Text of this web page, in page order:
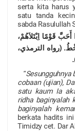
serta kita harus
satu tanda
sabda Rasulullah
قَوْمًا اِبْتَلاَهُمْ،
(رواه الترمذي،
“Sesungguhnya
cobaan (ujian),
satu kaum Ia
ridha baginyalah
baginyalah
berkata hadits
Timidzy cet. Dar